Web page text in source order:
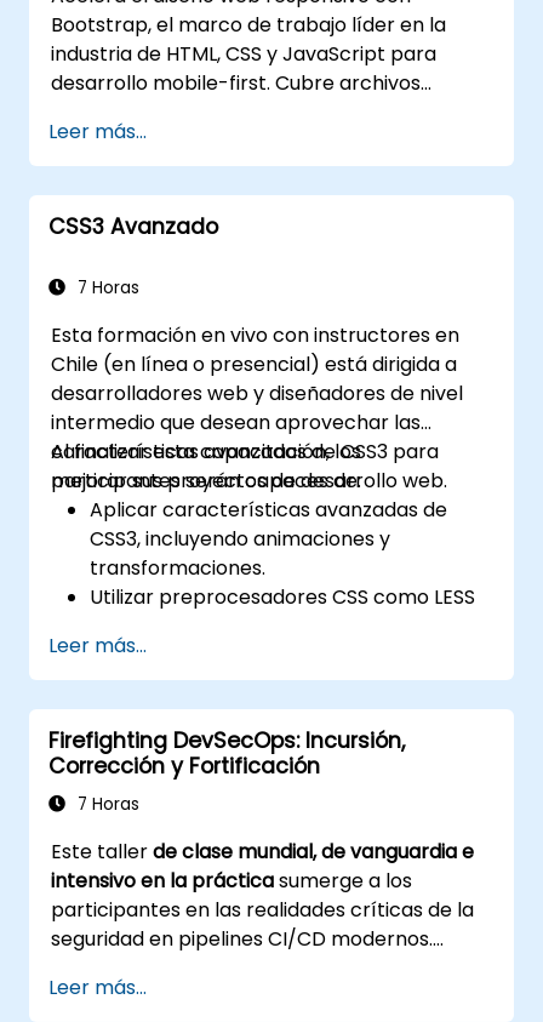
Bootstrap, el marco de trabajo líder en la
industria de HTML, CSS y JavaScript para
desarrollo mobile-first. Cubre archivos
fuente mediante Grunt, sistemas de
cuadrícula responsiva, componentes
personalizados, barras de navegación y
mejores prácticas de accesibilidad. Domina
progreso, objetos multimedia, grupos de
interfaces ricas en funciones y compatibles
con varios navegadores, proporcionando
experiencias excepcionales del usuario en
todos los dispositivos y plataformas.
Leer más...
CSS3 Avanzado
7 Horas
Esta formación en vivo con instructores en
Chile (en línea o presencial) está dirigida a
desarrolladores web y diseñadores de nivel
intermedio que desean aprovechar las
características avanzadas de CSS3 para
mejorar sus proyectos de desarrollo web.
Al finalizar esta capacitación, los
participantes serán capaces de:
Aplicar características avanzadas de
CSS3, incluyendo animaciones y
transformaciones.
Utilizar preprocesadores CSS como LESS
eficientes.
Implementar las mejores prácticas para
el diseño web moderno y responsivo.
Controlar maquetaciones complejas con
Flexbox y otras técnicas avanzadas.
Leer más...
Firefighting DevSecOps: Incursión,
Corrección y Fortificación
7 Horas
Este tallerde clase mundial, de vanguardia e
intensivo en la prácticasumerge a los
participantes en las realidades críticas de la
seguridad en pipelines CI/CD modernos.
ingenieros DevOps y desarrolladores ansiosos
Leer más...